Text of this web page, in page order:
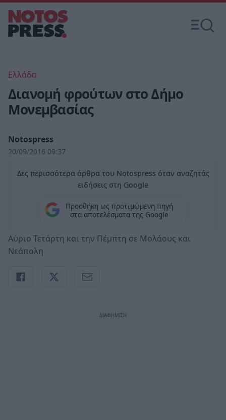
Ελλάδα
Διανομή φρούτων στο Δήμο
Μονεμβασίας
Notospress
20/09/2016 09:37
Δες περισσότερα άρθρα του Notospress όταν αναζητάς
ειδήσεις στη Google
Προσθήκη ως προτιμώμενη πηγή
στα αποτελέσματα της Google
Αύριο Τετάρτη και την Πέμπτη σε Μολάους και
Νεάπολη